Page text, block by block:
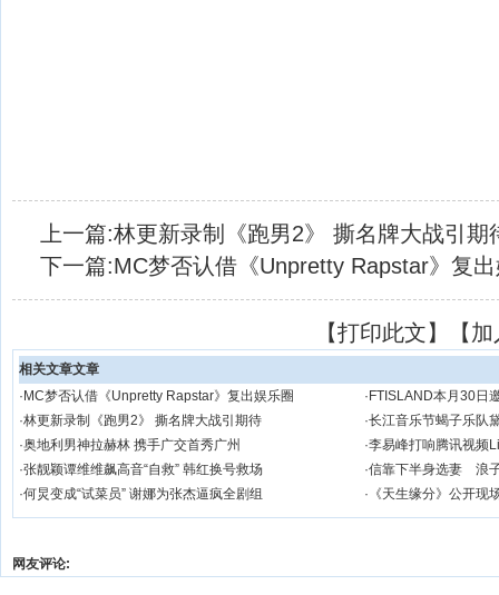
上一篇:林更新录制《跑男2》 撕名牌大战引期
下一篇:MC梦否认借《Unpretty Rapstar》复
【打印此文】【加
相关文章文章
· MC梦否认借《Unpretty Rapstar》复出娱乐圈 · FTISLAND本月30日
·林更新录制《跑男2》 撕名牌大战引期待 ·长江音乐节蝎子乐队
·奥地利男神拉赫林 携手广交首秀广州 ·李易峰打响腾讯视频
·张靓颖谭维维飙高音“自救” 韩红换号救场 ·信靠下半身选妻 浪
·何炅变成“试菜员” 谢娜为张杰逼疯全剧组 · 《天生缘分》公开现
网友评论: